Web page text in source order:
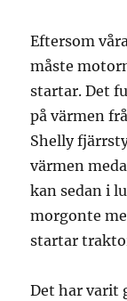
Eftersom
måste
startar. Det
på värmen
Shelly
värmen
kan sedan i
morgonte
startar
Det har varit